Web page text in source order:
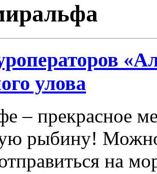
улова
– прекрасное
рыбину! Можно
на